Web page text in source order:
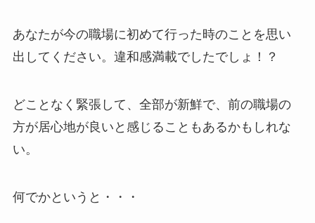
あなたが今の職場に初めて行った時のことを思い
出してください。違和感満載でしたでしょ！？
どことなく緊張して、全部が新鮮で、前の職場の
方が居心地が良いと感じることもあるかもしれな
い。
何でかというと・・・